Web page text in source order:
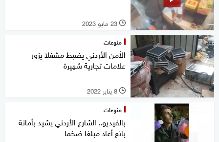
l 23 مايو 2023
منوعات
الأمن الأردني يضبط مشغلا يزور
علامات تجارية شهيرة
l 8 يناير 2022
منوعات
بالفيديو.. الشارع الأردني يشيد بأمانة
بائع أعاد مبلغا ضخما